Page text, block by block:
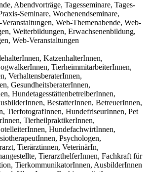
Abendvorträge, Tagesseminare, Tages-
Seminare, Wochenendseminare,
Web-Themenabende, Web-
Weiterbildungen, Erwachsenenbildung,
Web-Veranstaltungen
KatzenhalterInnen,
TierheimmitarbeiterInnen,
VerhaltensberaterInnen,
GesundheitsberaterInnen,
HundetagesstättenbetreiberInnen,
BestatterInnen, BetreuerInnen,
TierfotografInnen, HundefriseurInnen, Pet
TierheilpraktikerInnen,
HundefachwirtInnen,
Psychologen,
Tierärztinnen, VeterinärIn,
TierarzthelferInnen, Fachkraft für
TierkommunikatorInnen, AusbilderInnen